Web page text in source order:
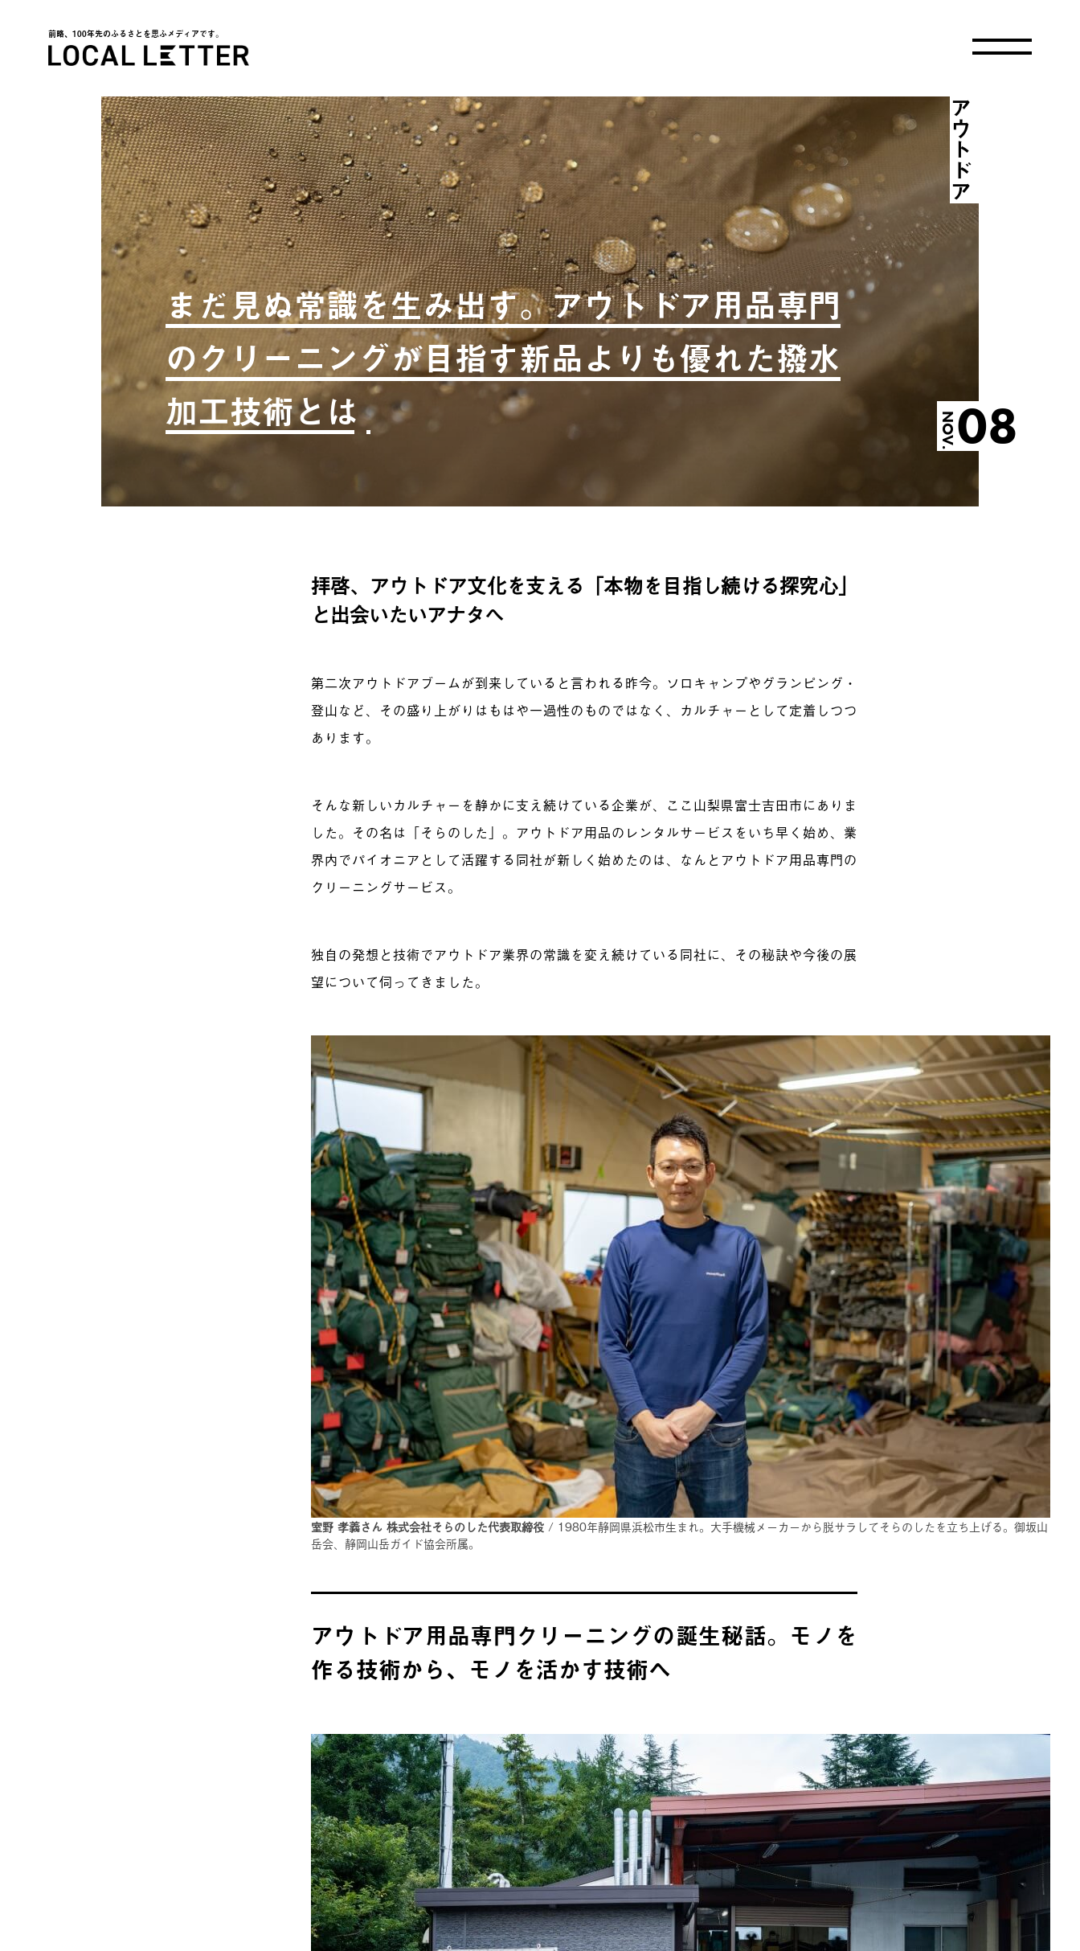
前略、100年先のふるさとを思ふメディアです。
まだ見ぬ常識を生み出す。アウトドア用品専門
のクリーニングが目指す新品よりも優れた撥水
加工技術とは
NOV.08
アウトドア
拝啓、アウトドア文化を支える「本物を目指し続ける探究心」
と出会いたいアナタへ
第二次アウトドアブームが到来していると言われる昨今。ソロキャンプやグランピング・
登山など、その盛り上がりはもはや一過性のものではなく、カルチャーとして定着しつつ
あります。
そんな新しいカルチャーを静かに支え続けている企業が、ここ山梨県富士吉田市にありま
した。その名は「そらのした」。アウトドア用品のレンタルサービスをいち早く始め、業
界内でパイオニアとして活躍する同社が新しく始めたのは、なんとアウトドア用品専門の
クリーニングサービス。
独自の発想と技術でアウトドア業界の常識を変え続けている同社に、その秘訣や今後の展
望について伺ってきました。
室野 孝義さん 株式会社そらのした代表取締役 / 1980年静岡県浜松市生まれ。大手機械メーカーから脱サラしてそらのしたを立ち上げる。御坂山
岳会、静岡山岳ガイド協会所属。
アウトドア用品専門クリーニングの誕生秘話。モノを
作る技術から、モノを活かす技術へ